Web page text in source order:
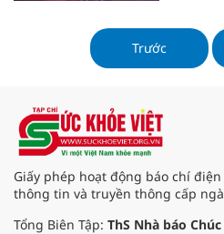
đơn vị,
công
Trước
Giấy phép hoạt động báo chí điện
thông tin và truyền thông cấp
Tổng Biên Tập: ThS Nhà báo